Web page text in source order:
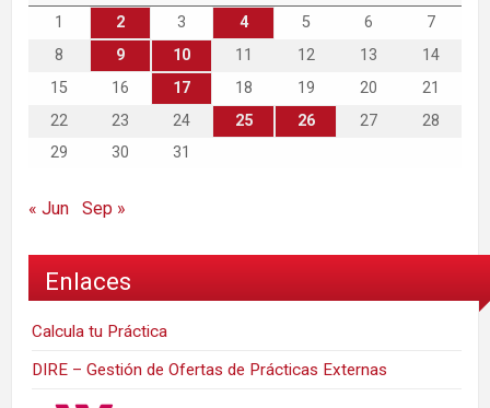
1
2 3 4 5 6
7
8
9 10 11 12 13
14
15
16 17 18 19 20
21
22
23 24 25 26 27
28
29
30 31
« Jun Sep »
Enlaces
Calcula tu Práctica
DIRE – Gestión de Ofertas de Prácticas Externas